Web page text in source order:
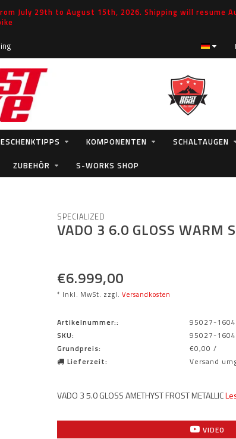
July 29th to August 15th, 2026. Shipping will resume
KOMPONENTEN SCHALTAUGEN
ZUBEHÖR S-WORKS SHOP
SPECIALIZED
VADO 3 6.0 GLOSS WARM
€6.999,00
* Inkl. MwSt. zzgl. Versandkosten
Artikelnummer::
95027-1604
SKU:
95027-1604
Grundpreis:
€0,00 /
Lieferzeit:
Versand
VADO 3 5.0 GLOSS AMETHYST FROST METALLIC
VIDEO